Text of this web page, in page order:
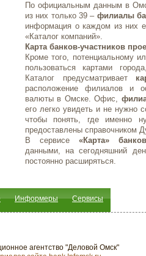
По официальным данным в
из них только 39 – филиалы
информация о каждом из них
«Каталог компаний».
Карта банков-участников
Кроме того, потенциальному
пользоваться картами
Каталог предусматривает
расположение филиалов и
валюты в Омске. Офис,
его легко увидеть и не нужно
чтобы понять, где именно
предоставлены справочником
В сервисе «Карта» банков
данными, на сегодняшний
постоянно расширяться.
Информеры Сервисы
агентство "Деловой Омск"